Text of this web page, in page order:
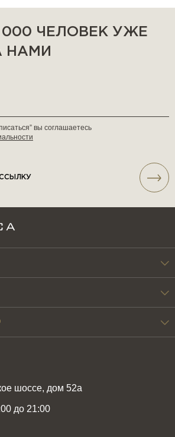
000 ЧЕЛОВЕК УЖЕ
НАМИ
вы соглашаетесь
шоссе, дом 52а
до 21:00